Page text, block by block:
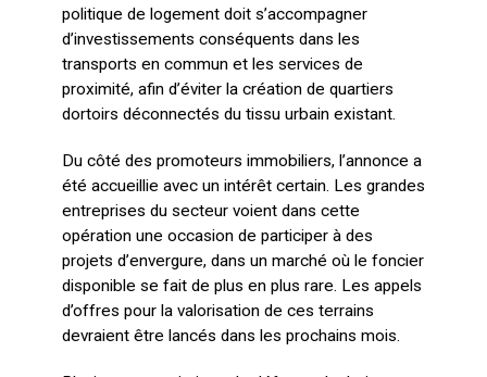
politique de logement doit s’accompagner
d’investissements conséquents dans les
transports en commun et les services de
proximité, afin d’éviter la création de quartiers
dortoirs déconnectés du tissu urbain existant.
Du côté des promoteurs immobiliers, l’annonce a
été accueillie avec un intérêt certain. Les grandes
entreprises du secteur voient dans cette
opération une occasion de participer à des
projets d’envergure, dans un marché où le foncier
disponible se fait de plus en plus rare. Les appels
d’offres pour la valorisation de ces terrains
devraient être lancés dans les prochains mois.